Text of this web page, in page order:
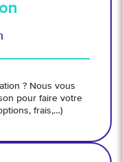
? Nous vous
pour faire votre
frais,…)